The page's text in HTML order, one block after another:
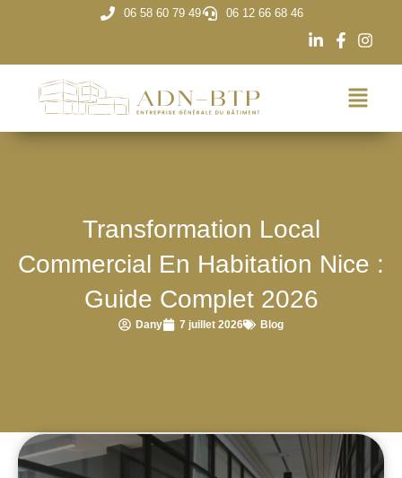
06 58 60 79 49 06 12 66 68 46
Transformation Local
Commercial En Habitation Nice :
Guide Complet 2026
Dany 7 juillet 2026 Blog